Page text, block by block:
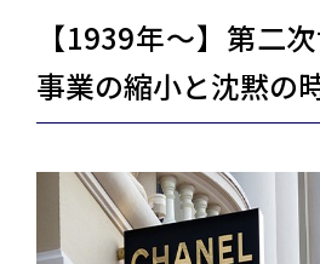
【1939年〜】第二
事業の縮小と沈黙の